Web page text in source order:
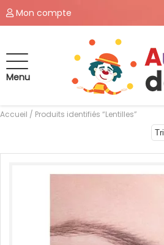
Mon compte
Menu
Accueil / Produits identifiés “Lentilles”